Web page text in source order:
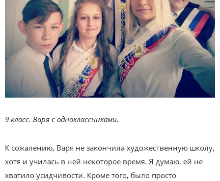
9 класс. Варя с одноклассниками.
К сожалению, Варя не закончила художественную школу,
хотя и училась в ней некоторое время. Я думаю, ей не
хватило усидчивости. Кроме того, было просто